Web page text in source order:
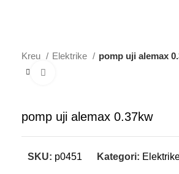
Kreu Elektrike pomp uji alemax
pomp uji alemax 0.37kw
SKU: p0451 Kategori: